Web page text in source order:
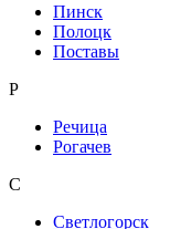
Пинск
Полоцк
Поставы
Р
Речица
Рогачев
С
Светлогорск